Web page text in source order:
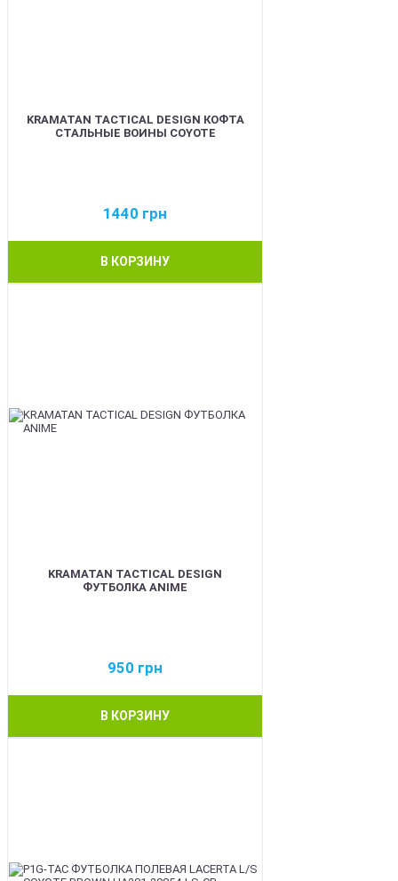
KRAMATAN TACTICAL DESIGN КОФТА
СТАЛЬНЫЕ ВОИНЫ COYOTE
1440 грн
В КОРЗИНУ
KRAMATAN TACTICAL DESIGN
ФУТБОЛКА ANIME
950 грн
В КОРЗИНУ